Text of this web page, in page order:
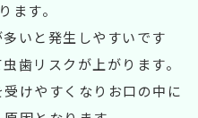
ます。
いと発生しやすいです
歯リスクが上がります。
けやすくなりお口の中に